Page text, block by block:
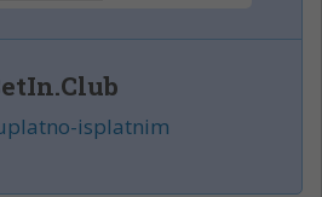
isplatnim